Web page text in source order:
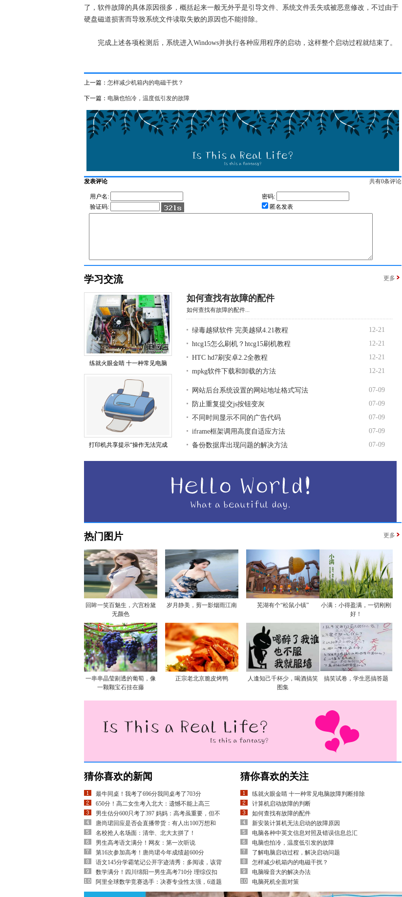
了，软件故障的具体原因很多，概括起来一般无外乎是引导文件、系统文件丢失或被恶意修改，不过由于
硬盘磁道损害而导致系统文件读取失败的原因也不能排除。
完成上述各项检测后，系统进入Windows并执行各种应用程序的启动，这样整个启动过程就结束了。
上一篇： 怎样减少机箱内的电磁干扰？
下一篇： 电脑也怕冷，温度低引发的故障
发表评论 共有0条评论
用户名:
密码:
验证码:
匿名发表
学习交流 更多
练就火眼金睛 十一种常见电脑
打印机共享提示“操作无法完成
如何查找有故障的配件
如何查找有故障的配件...
绿毒越狱软件 完美越狱4.21教程
12-21
htcg15怎么刷机？htcg15刷机教程
12-21
HTC hd7刷安卓2.2全教程
12-21
mpkg软件下载和卸载的方法
12-21
网站后台系统设置的网站地址格式写法
07-09
防止重复提交js按钮变灰
07-09
不同时间显示不同的广告代码
07-09
iframe框架调用高度自适应方法
07-09
备份数据库出现问题的解决方法
07-09
热门图片 更多
回眸一笑百魅生，六宫粉黛
无颜色
岁月静美，剪一影烟雨江南 芜湖有个“松鼠小镇”
小满：小得盈满，一切刚刚
好！
一串串晶莹剔透的葡萄，像
一颗颗宝石挂在藤
正宗老北京脆皮烤鸭
人逢知己千杯少，喝酒搞笑
图集
搞笑试卷，学生恶搞答题
猜你喜欢的新闻
最牛同桌！我考了696分我同桌考了703分
650分！高二女生考入北大：遗憾不能上高三
男生估分600只考了397 妈妈：高考虽重要，但不
唐尚珺回应是否会直播带货：有人出100万想和
名校抢人名场面：清华、北大太拼了！
男生高考语文满分！网友：第一次听说
第16次参加高考！唐尚珺今年成绩超600分
语文145分学霸笔记公开字迹清秀：多阅读，该背
数学满分！四川绵阳一男生高考710分 理综仅扣
阿里全球数学竞赛选手：决赛专业性太强，6道题
猜你喜欢的关注
练就火眼金睛 十一种常见电脑故障判断排除
计算机启动故障的判断
如何查找有故障的配件
新安装计算机无法启动的故障原因
电脑各种中英文信息对照及错误信息总汇
电脑也怕冷，温度低引发的故障
了解电脑启动过程，解决启动问题
怎样减少机箱内的电磁干扰？
电脑噪音大的解决办法
电脑死机全面对策